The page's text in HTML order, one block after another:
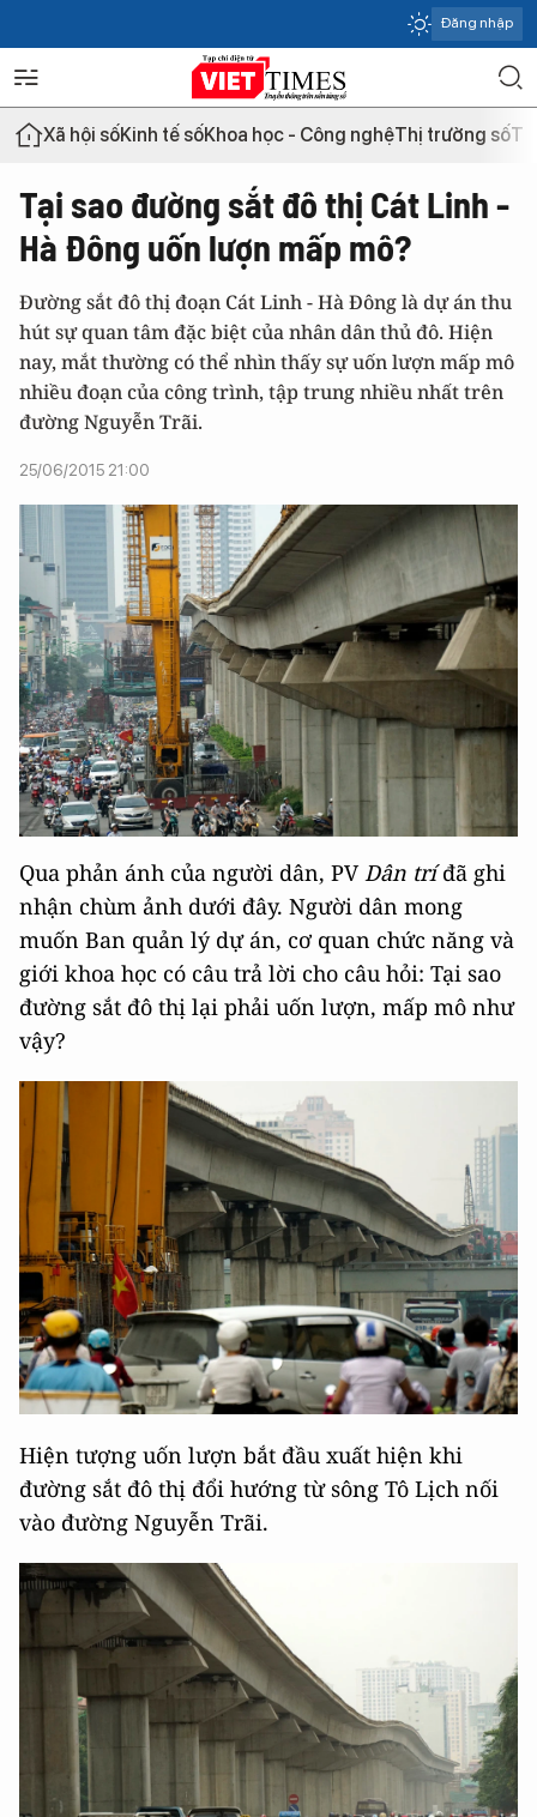
Đăng nhập
Xã hội sốKinh tế sốKhoa học - Công nghệThị trường số
Tại sao đường sắt đô thị Cát Linh -
Hà Đông uốn lượn mấp mô?
Đường sắt đô thị đoạn Cát Linh - Hà Đông là dự án thu
hút sự quan tâm đặc biệt của nhân dân thủ đô. Hiện
nay, mắt thường có thể nhìn thấy sự uốn lượn mấp mô
nhiều đoạn của công trình, tập trung nhiều nhất trên
đường Nguyễn Trãi.
25/06/2015 21:00
Qua phản ánh của người dân, PVDân tríđã ghi
nhận chùm ảnh dưới đây. Người dân mong
muốn Ban quản lý dự án, cơ quan chức năng và
giới khoa học có câu trả lời cho câu hỏi: Tại sao
đường sắt đô thị lại phải uốn lượn, mấp mô như
vậy?
Hiện tượng uốn lượn bắt đầu xuất hiện khi
đường sắt đô thị đổi hướng từ sông Tô Lịch nối
vào đường Nguyễn Trãi.